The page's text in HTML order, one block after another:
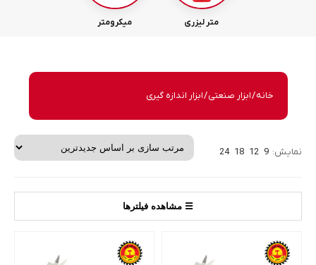
متر لیزری میکرومتر
خانه/ابزار صنعتی/ ابزار اندازه گیری
نمایش: 9
12
18
24
☰ مشاهده فیلترها